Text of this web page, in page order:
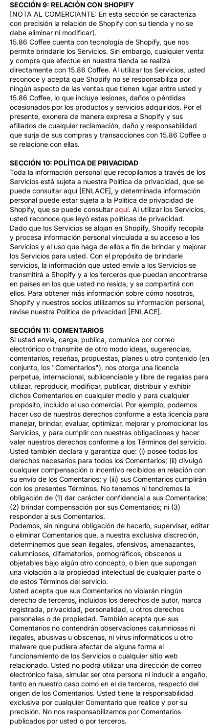
SECCIÓN 9: RELACIÓN CON SHOPIFY
[NOTA AL COMERCIANTE: En esta sección se caracteriza
con precisión la relación de Shopify con su tienda y no se
debe eliminar ni modificar].
15.86 Coffee cuenta con tecnología de Shopify, que nos
permite brindarle los Servicios. Sin embargo, cualquier venta
y compra que efectúe en nuestra tienda se realiza
directamente con 15.86 Coffee. Al utilizar los Servicios, usted
reconoce y acepta que Shopify no se responsabiliza por
ningún aspecto de las ventas que tienen lugar entre usted y
15.86 Coffee, lo que incluye lesiones, daños o pérdidas
ocasionados por los productos y servicios adquiridos. Por el
presente, exonera de manera expresa a Shopify y sus
afiliados de cualquier reclamación, daño y responsabilidad
que surja de sus compras y transacciones con 15.86 Coffee o
se relacione con ellas.
SECCIÓN 10: POLÍTICA DE PRIVACIDAD
Toda la información personal que recopilamos a través de los
Servicios está sujeta a nuestra Política de privacidad, que se
puede consultar aquí [ENLACE], y determinada información
personal puede estar sujeta a la Política de privacidad de
Shopify, que se puede consultar aquí. Al utilizar los Servicios,
usted reconoce que leyó estas políticas de privacidad.
Dado que los Servicios se alojan en Shopify, Shopify recopila
y procesa información personal vinculada a su acceso a los
Servicios y el uso que haga de ellos a fin de brindar y mejorar
los Servicios para usted. Con el propósito de brindarle
servicios, la información que usted envíe a los Servicios se
transmitirá a Shopify y a los terceros que puedan encontrarse
en países en los que usted no resida, y se compartirá con
ellos. Para obtener más información sobre cómo nosotros,
Shopify y nuestros socios utilizamos su información personal,
revise nuestra Política de privacidad [ENLACE].
SECCIÓN 11: COMENTARIOS
Si usted envía, carga, publica, comunica por correo
electrónico o transmite de otro modo ideas, sugerencias,
comentarios, reseñas, propuestas, planes u otro contenido (en
conjunto, los "Comentarios"), nos otorga una licencia
perpetua, internacional, sublicenciable y libre de regalías para
utilizar, reproducir, modificar, publicar, distribuir y exhibir
dichos Comentarios en cualquier medio y para cualquier
propósito, incluido el uso comercial. Por ejemplo, podemos
hacer uso de nuestros derechos conforme a esta licencia para
manejar, brindar, evaluar, optimizar, mejorar y promocionar los
Servicios, y para cumplir con nuestras obligaciones y hacer
valer nuestros derechos conforme a los Términos del servicio.
Usted también declara y garantiza que: (i) posee todos los
derechos necesarios para todos los Comentarios; (ii) divulgó
cualquier compensación o incentivo recibidos en relación con
su envío de los Comentarios; y (iii) sus Comentarios cumplirán
con los presentes Términos. No tenemos ni tendremos la
obligación de (1) dar carácter confidencial a sus Comentarios;
(2) brindar compensación por sus Comentarios; ni (3)
responder a sus Comentarios.
Podemos, sin ninguna obligación de hacerlo, supervisar, editar
o eliminar Comentarios que, a nuestra exclusiva discreción,
determinemos que sean ilegales, ofensivos, amenazantes,
calumniosos, difamatorios, pornográficos, obscenos u
objetables bajo algún otro concepto, o bien que supongan
una violación a la propiedad intelectual de cualquier parte o
de estos Términos del servicio.
Usted acepta que sus Comentarios no violarán ningún
derecho de terceros, incluidos los derechos de autor, marca
registrada, privacidad, personalidad, u otros derechos
personales o de propiedad. También acepta que sus
Comentarios no contendrán observaciones calumniosas ni
ilegales, abusivas u obscenas, ni virus informáticos u otro
malware que pudiera afectar de alguna forma el
funcionamiento de los Servicios o cualquier sitio web
relacionado. Usted no podrá utilizar una dirección de correo
electrónico falsa, simular ser otra persona ni inducir a engaño,
tanto en nuestro caso como en el de terceros, respecto del
origen de los Comentarios. Usted tiene la responsabilidad
exclusiva por cualquier Comentario que realice y por su
precisión. No nos responsabilizamos por Comentarios
publicados por usted o por terceros.